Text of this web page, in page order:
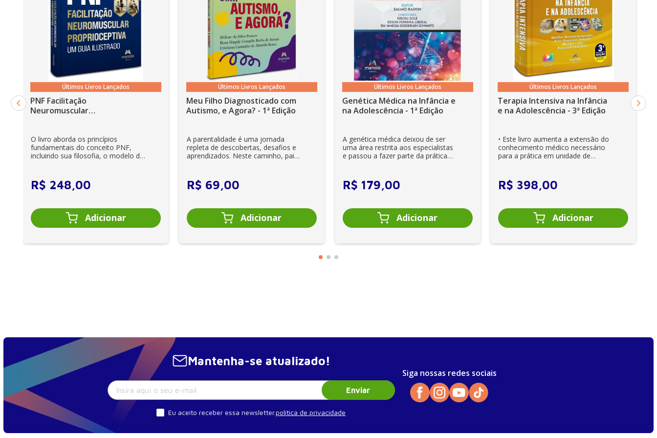
Sobre a autora
Últimos Livros Lançados
PNF Facilitação
Neuromuscular
O livro aborda os princípios
fundamentais do conceito PNF,
incluindo sua filosofia, o modelo da
R$ 248,00
Últimos Livros Lançados
Meu Filho Diagnosticado com
Autismo, e Agora? - 1ª Edição
A parentalidade é uma jornada
repleta de descobertas, desafios e
aprendizados. Neste caminho, pais
R$ 69,00
Últimos Livros Lançados
Genética Médica na Infância e
na Adolescência - 1ª Edição
A genética médica deixou de ser
uma área restrita aos especialistas
e passou a fazer parte da prática
R$ 179,00
Últimos Livros Lançados
Terapia Intensiva na Infância
e na Adolescência - 3ª Edição
• Este livro aumenta a extensão do
conhecimento médico necessário
para a prática em unidade de
R$ 398,00
Mantenha-se atualizado!
Enviar
Eu aceito receber essa newsletter.política de privacidade
Siga nossas redes sociais